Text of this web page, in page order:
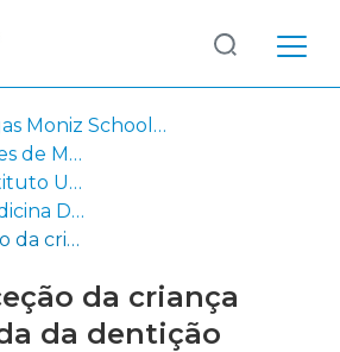
EM - Egas Moniz School of Health & Science
EM - Dissertações de Mestrado
EM - IUEM - Instituto Universitário Egas Moniz
EM - IUEM - Medicina Dentária
A auto-perceção da criança sobre a perda da dentição decídua em odontopediatria
da criança
da dentição